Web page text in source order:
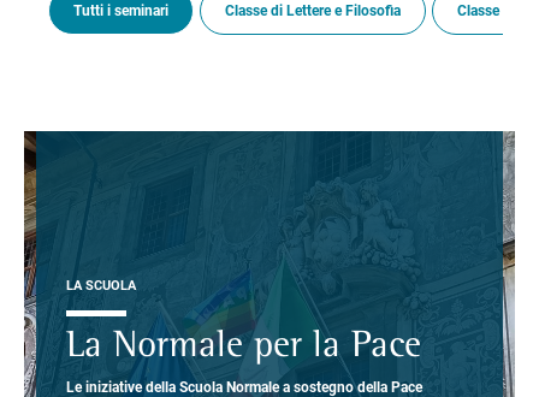
Tutti i seminari Classe di Lettere e Filosofia Classe di
LA SCUOLA
La Normale per la Pace
Le iniziative della Scuola Normale a sostegno della Pace